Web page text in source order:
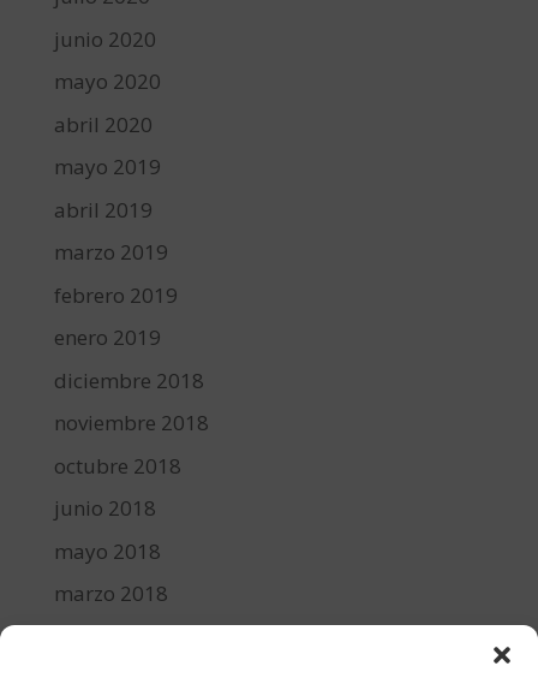
junio 2020
mayo 2020
abril 2020
mayo 2019
abril 2019
marzo 2019
febrero 2019
enero 2019
diciembre 2018
noviembre 2018
octubre 2018
junio 2018
mayo 2018
marzo 2018